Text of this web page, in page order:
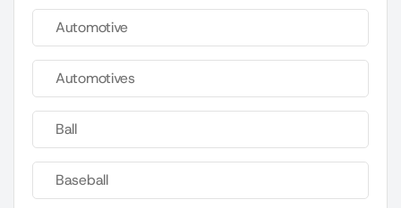
Automotive
Automotives
Ball
Baseball